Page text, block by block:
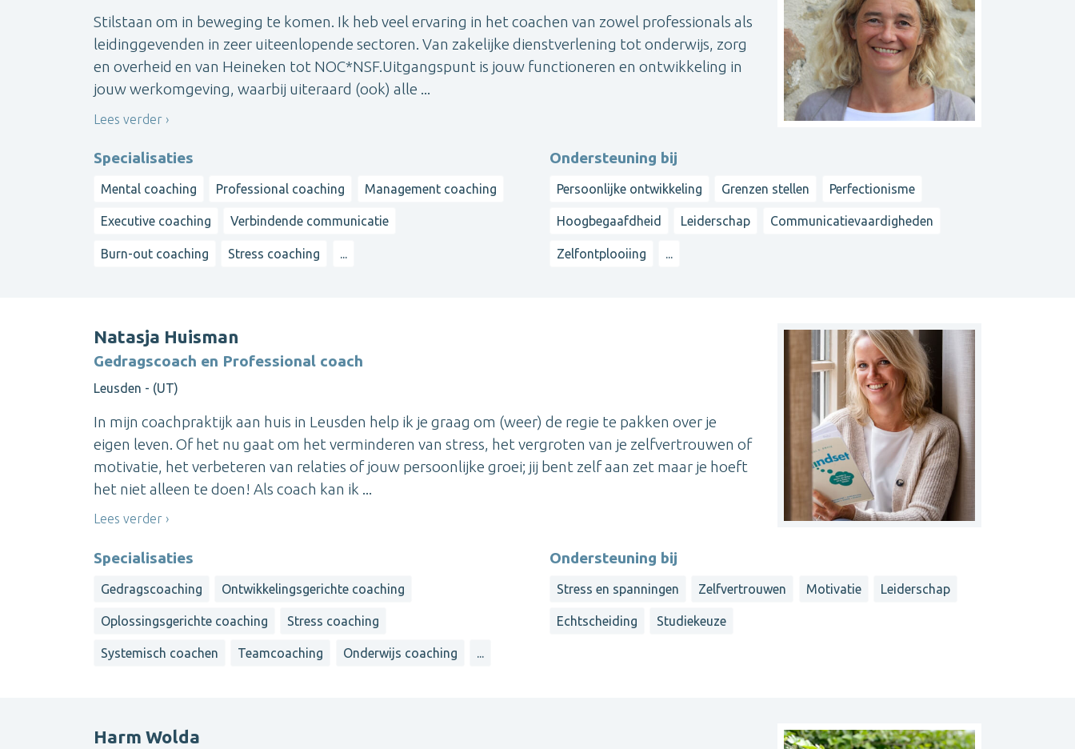
Stilstaan om in beweging te komen. Ik heb veel ervaring in het coachen van zowel professionals als
leidinggevenden in zeer uiteenlopende sectoren. Van zakelijke dienstverlening tot onderwijs, zorg
en overheid en van Heineken tot NOC*NSF.Uitgangspunt is jouw functioneren en ontwikkeling in
jouw werkomgeving, waarbij uiteraard (ook) alle ...
Lees verder
Specialisaties
Mental coaching Professional coaching Management coaching
Executive coaching Verbindende communicatie
Burn-out coaching Stress coaching ...
Ondersteuning bij
Persoonlijke ontwikkeling Grenzen stellen Perfectionisme
Hoogbegaafdheid Leiderschap Communicatievaardigheden
Zelfontplooiing ...
Natasja Huisman
Gedragscoach en Professional coach
Leusden - (UT)
In mijn coachpraktijk aan huis in Leusden help ik je graag om (weer) de regie te pakken over je
eigen leven. Of het nu gaat om het verminderen van stress, het vergroten van je zelfvertrouwen of
motivatie, het verbeteren van relaties of jouw persoonlijke groei; jij bent zelf aan zet maar je hoeft
het niet alleen te doen! Als coach kan ik ...
Lees verder
Specialisaties
Gedragscoaching Ontwikkelingsgerichte coaching
Oplossingsgerichte coaching Stress coaching
Systemisch coachen Teamcoaching Onderwijs coaching ...
Ondersteuning bij
Stress en spanningen Zelfvertrouwen Motivatie Leiderschap
Echtscheiding Studiekeuze
Harm Wolda